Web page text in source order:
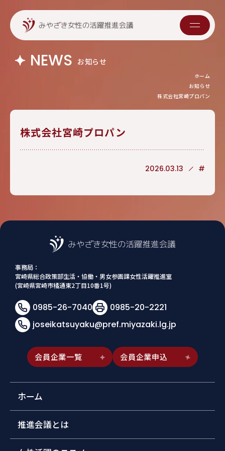
NEWS お知らせ
ホーム
お知らせ
株式会社宮崎プロパン
株式会社宮崎プロパン
2026.03.13 #
事務局：
宮崎県総合政策部生活・協働・男女参画課女性活躍推進室
(宮崎県宮崎市橘通東2丁目10番1号)
0985-26-7040
0985-20-2221
joseikatsuyaku@pref.miyazaki.lg.jp
会員企業一覧 会員企業申込
ホーム
推進会議とは